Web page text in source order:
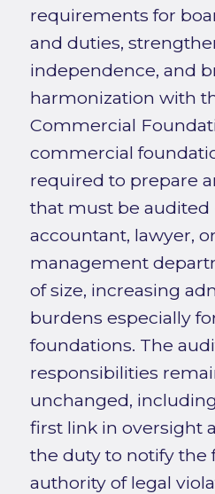
requirements for
and duties,
independence, and
harmonization with
Commercial
commercial
required to prepare
that must be audited
accountant, lawyer,
management
of size, increasing
burdens especially
foundations. The
responsibilities
unchanged,
first link in oversight
the duty to notify the
authority of legal